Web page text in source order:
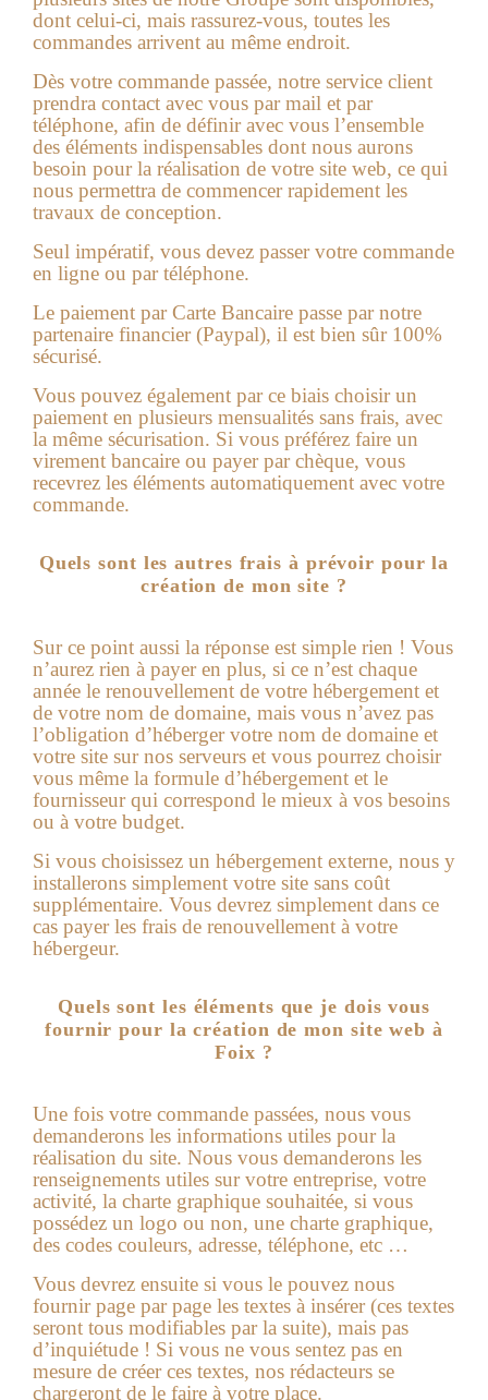
dont celui-ci, mais rassurez-vous, toutes les
commandes arrivent au même endroit.
Dès votre commande passée, notre service client
prendra contact avec vous par mail et par
téléphone, afin de définir avec vous l’ensemble
des éléments indispensables dont nous aurons
besoin pour la réalisation de votre site web, ce qui
nous permettra de commencer rapidement les
travaux de conception.
Seul impératif, vous devez passer votre commande
en ligne ou par téléphone.
Le paiement par Carte Bancaire passe par notre
partenaire financier (Paypal), il est bien sûr 100%
sécurisé.
Vous pouvez également par ce biais choisir un
paiement en plusieurs mensualités sans frais, avec
la même sécurisation. Si vous préférez faire un
virement bancaire ou payer par chèque, vous
recevrez les éléments automatiquement avec votre
commande.
Quels sont les autres frais à prévoir pour la
création de mon site ?
Sur ce point aussi la réponse est simple rien ! Vous
n’aurez rien à payer en plus, si ce n’est chaque
année le renouvellement de votre hébergement et
de votre nom de domaine, mais vous n’avez pas
l’obligation d’héberger votre nom de domaine et
votre site sur nos serveurs et vous pourrez choisir
vous même la formule d’hébergement et le
fournisseur qui correspond le mieux à vos besoins
ou à votre budget.
Si vous choisissez un hébergement externe, nous y
installerons simplement votre site sans coût
supplémentaire. Vous devrez simplement dans ce
cas payer les frais de renouvellement à votre
hébergeur.
Quels sont les éléments que je dois vous
fournir pour la création de mon site web à
Foix ?
Une fois votre commande passées, nous vous
demanderons les informations utiles pour la
réalisation du site. Nous vous demanderons les
renseignements utiles sur votre entreprise, votre
activité, la charte graphique souhaitée, si vous
possédez un logo ou non, une charte graphique,
des codes couleurs, adresse, téléphone, etc …
Vous devrez ensuite si vous le pouvez nous
fournir page par page les textes à insérer (ces textes
seront tous modifiables par la suite), mais pas
d’inquiétude ! Si vous ne vous sentez pas en
mesure de créer ces textes, nos rédacteurs se
chargeront de le faire à votre place.